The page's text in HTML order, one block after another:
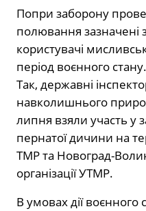
Попри заборону
полювання зазначені
користувачі
період воєнного стану.
Так, державні
навколишнього
липня взяли участь у
пернатої дичини на
ТМР та Новоград-
організації УТМР.
В умовах дії воєнного